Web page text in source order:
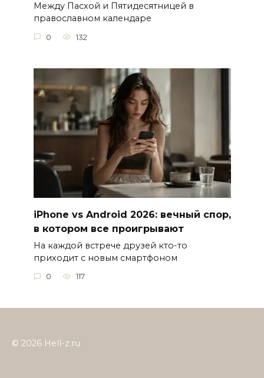
Между Пасхой и Пятидесятницей в
православном календаре
0 132
iPhone vs Android 2026: вечный спор,
в котором все проигрывают
На каждой встрече друзей кто-то
приходит с новым смартфоном
0 117
© 2026 Hell-z.ru